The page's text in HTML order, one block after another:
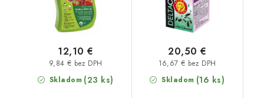
Skladom (23 ks)
9,84 € bez DPH
12,10 €
Skladom (16 ks)
16,67 € bez DPH
20,50 €